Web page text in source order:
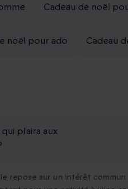
Cadeau de noël
noël pour ado Cadeau
plaira aux
repose sur un intérêt